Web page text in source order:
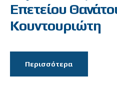
Επετείου
Κουντουριώτη
Περισσότερα